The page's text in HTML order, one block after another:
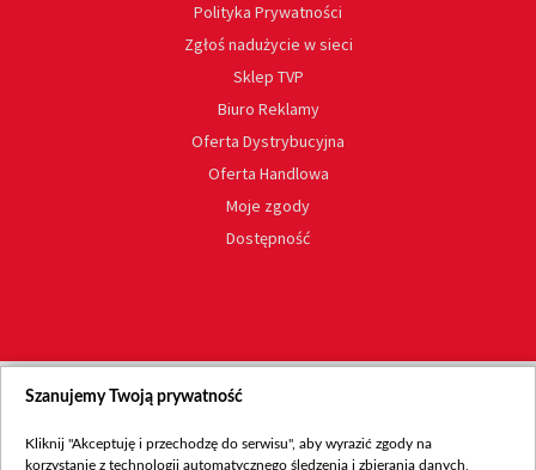
Polityka Prywatności
Zgłoś nadużycie w sieci
Sklep TVP
Biuro Reklamy
Oferta Dystrybucyjna
Oferta Handlowa
Moje zgody
Dostępność
Szanujemy Twoją prywatność
Kliknij "Akceptuję i przechodzę do serwisu", aby wyrazić zgody na
korzystanie z technologii automatycznego śledzenia i zbierania danych,